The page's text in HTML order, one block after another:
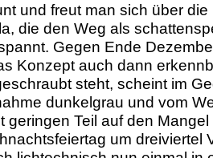
und freut man sich über
die den Weg als
Gegen Ende
Konzept auch dann
steht, scheint im
dunkelgrau und vom
geringen Teil auf den
um dreiviertel